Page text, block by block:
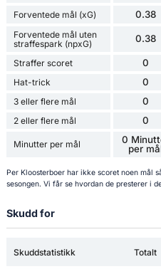
Forventede mål (xG) 0.38
Forventede mål uten
straffespark (npxG)
0.38
Straffer scoret 0
Hat-trick 0
3 eller flere mål 0
2 eller flere mål 0
Minutter per mål
0
per
Per Kloosterboer har ikke scoret noen mål
sesongen. Vi får se hvordan de presterer i
Skudd for
Skuddstatistikk Totalt